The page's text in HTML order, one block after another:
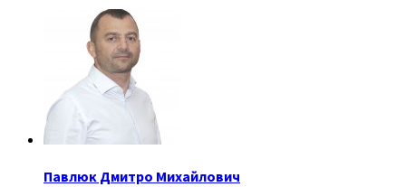
Павлюк Дмитро Михайлович